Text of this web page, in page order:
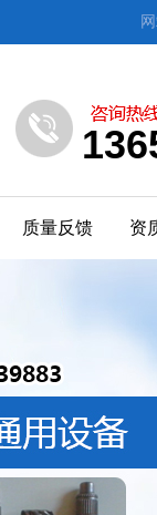
质量反馈 资